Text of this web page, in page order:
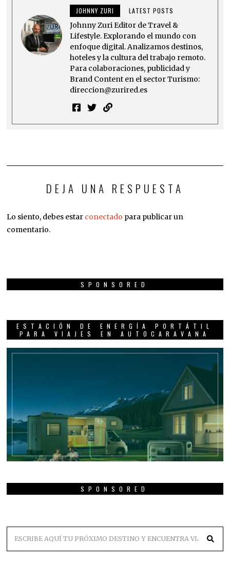
JOHNNY ZURI LATEST POSTS
Johnny Zuri Editor de Travel &
Lifestyle. Explorando el mundo con
enfoque digital. Analizamos destinos,
hoteles y la cultura del trabajo remoto.
Para colaboraciones, publicidad y
Brand Content en el sector Turismo:
direccion@zurired.es
DEJA UNA RESPUESTA
Lo siento, debes estar conectado para publicar un
comentario.
SPONSORED
ESTACIÓN DE ENERGÍA PORTÁTIL
PARA VIAJES EN AUTOCARAVANA
SPONSORED